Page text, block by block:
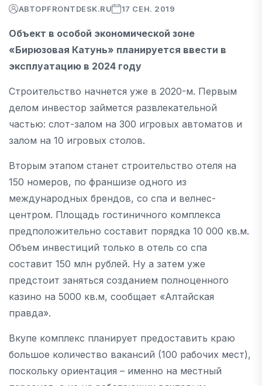
АВТОРFRONTDESK.RU 17 СЕН. 2019
Объект в особой экономической зоне
«Бирюзовая Катунь» планируется ввести в
эксплуатацию в 2024 году
Строительство начнется уже в 2020-м. Первым
делом инвестор займется развлекательной
частью: слот-залом на 300 игровых автоматов и
залом на 10 игровых столов.
Вторым этапом станет строительство отеля на
150 номеров, по франшизе одного из
международных брендов, со спа и велнес-
центром. Площадь гостиничного комплекса
предположительно составит порядка 10 000 кв.м.
Объем инвестиций только в отель со спа
составит 150 млн рублей. Ну а затем уже
предстоит заняться созданием полноценного
казино на 5000 кв.м, сообщает «Алтайская
правда».
Вкупе комплекс планирует предоставить краю
большое количество вакансий (100 рабочих мест),
поскольку ориентация – именно на местный